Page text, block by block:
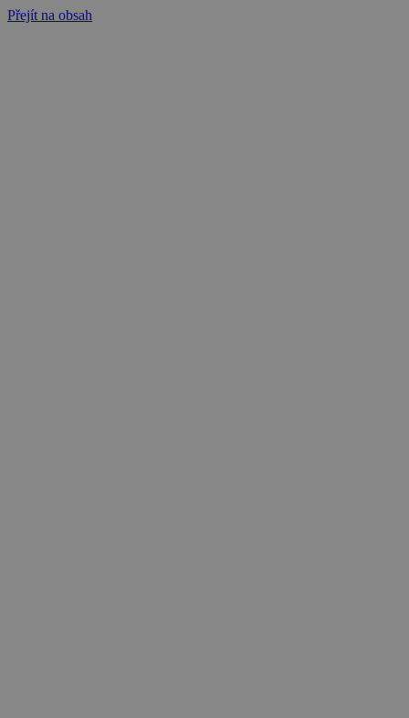
Přejít na obsah